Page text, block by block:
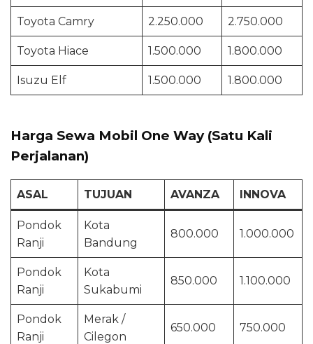
Toyota Camry 2.250.000 2.750.000
Toyota Hiace 1.500.000 1.800.000
Isuzu Elf 1.500.000 1.800.000
Harga Sewa Mobil One Way (Satu Kali
Perjalanan)
ASAL TUJUAN AVANZA INNOVA
Pondok
Ranji
Kota
Bandung
800.000 1.000.000
Pondok
Ranji
Kota
Sukabumi
850.000 1.100.000
Pondok
Ranji
Merak /
Cilegon
650.000 750.000